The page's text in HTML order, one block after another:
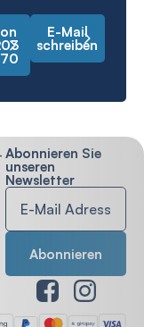
E-Mail
schreiben
Abonnieren Sie
unseren
Newsletter